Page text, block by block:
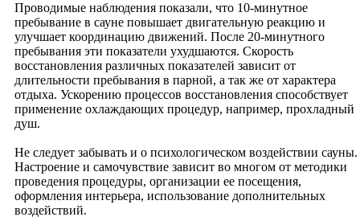
Масла
Косметология
Средства гигиены
Рекомендации
Люди Аюрведы
Аюр-видеотека
Клинические исследования
Доша-тест
Йога
Асаны
Пранаямы
Мудры и бандхи
Очистительные крийи
Усмирение ума
Проводимые наблюдения показали, что 10-минутное
пребывание в сауне повышает двигательную реакцию и
улучшает координацию движений. После 20-минутного
пребывания эти показатели ухудшаются. Скорость
восстановления различных показателей зависит от
длительности пребывания в парной, а так же от характера
отдыха. Ускорению процессов восстановления способствует
применение охлаждающих процедур, например, прохладный
душ.
Не следует забывать и о психологическом воздействии сауны.
Настроение и самочувствие зависит во многом от методики
проведения процедуры, организации ее посещения,
оформления интерьера, использование дополнительных
воздействий.